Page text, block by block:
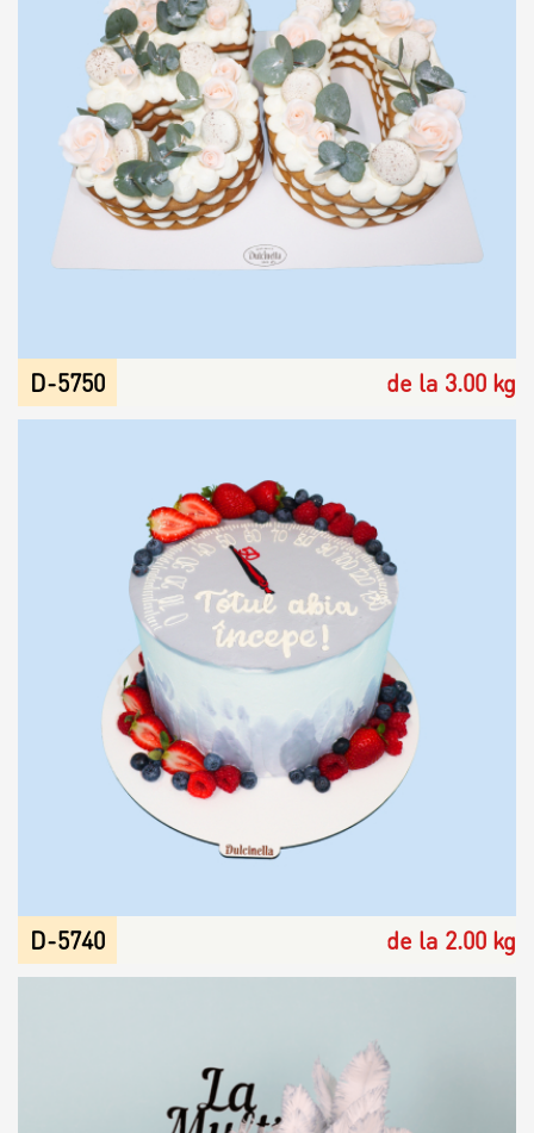
D-5750 de la 3.00 kg
D-5740 de la 2.00 kg